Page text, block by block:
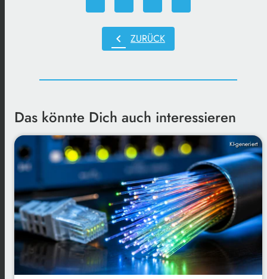
chevron_left ZURÜCK
Das könnte Dich auch interessieren
KI-generiert